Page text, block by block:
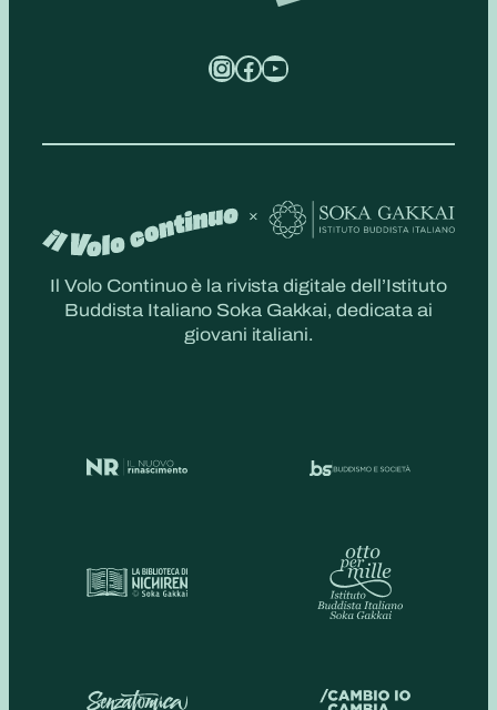
InstagramFacebook YouTube
Il Volo Continuo è la rivista digitale dell’Istituto
Buddista Italiano Soka Gakkai, dedicata ai
giovani italiani.